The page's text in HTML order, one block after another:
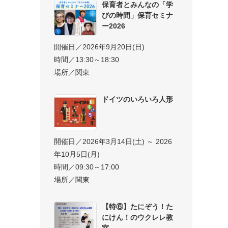
保育者とみんなの「学
びの時間」保育セミナ
ー2026
開催日／2026年9月20日(日)
時間／13:30～18:30
場所／関東
ドイツのいろいろ人形
開催日／2026年3月14日(土) ～ 2026
年10月5日(月)
時間／09:30～17:00
場所／関東
【特⑥】たにぞう！た
にけん！のウクレレ教